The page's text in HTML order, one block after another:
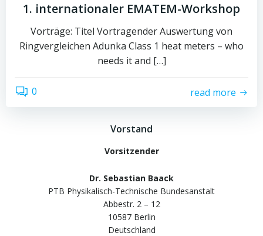
1. internationaler EMATEM-Workshop
Vorträge: Titel Vortragender Auswertung von
Ringvergleichen Adunka Class 1 heat meters – who
needs it and […]
0 read more
Vorstand
Vorsitzender
Dr. Sebastian Baack
PTB Physikalisch-Technische Bundesanstalt
Abbestr. 2 – 12
10587 Berlin
Deutschland